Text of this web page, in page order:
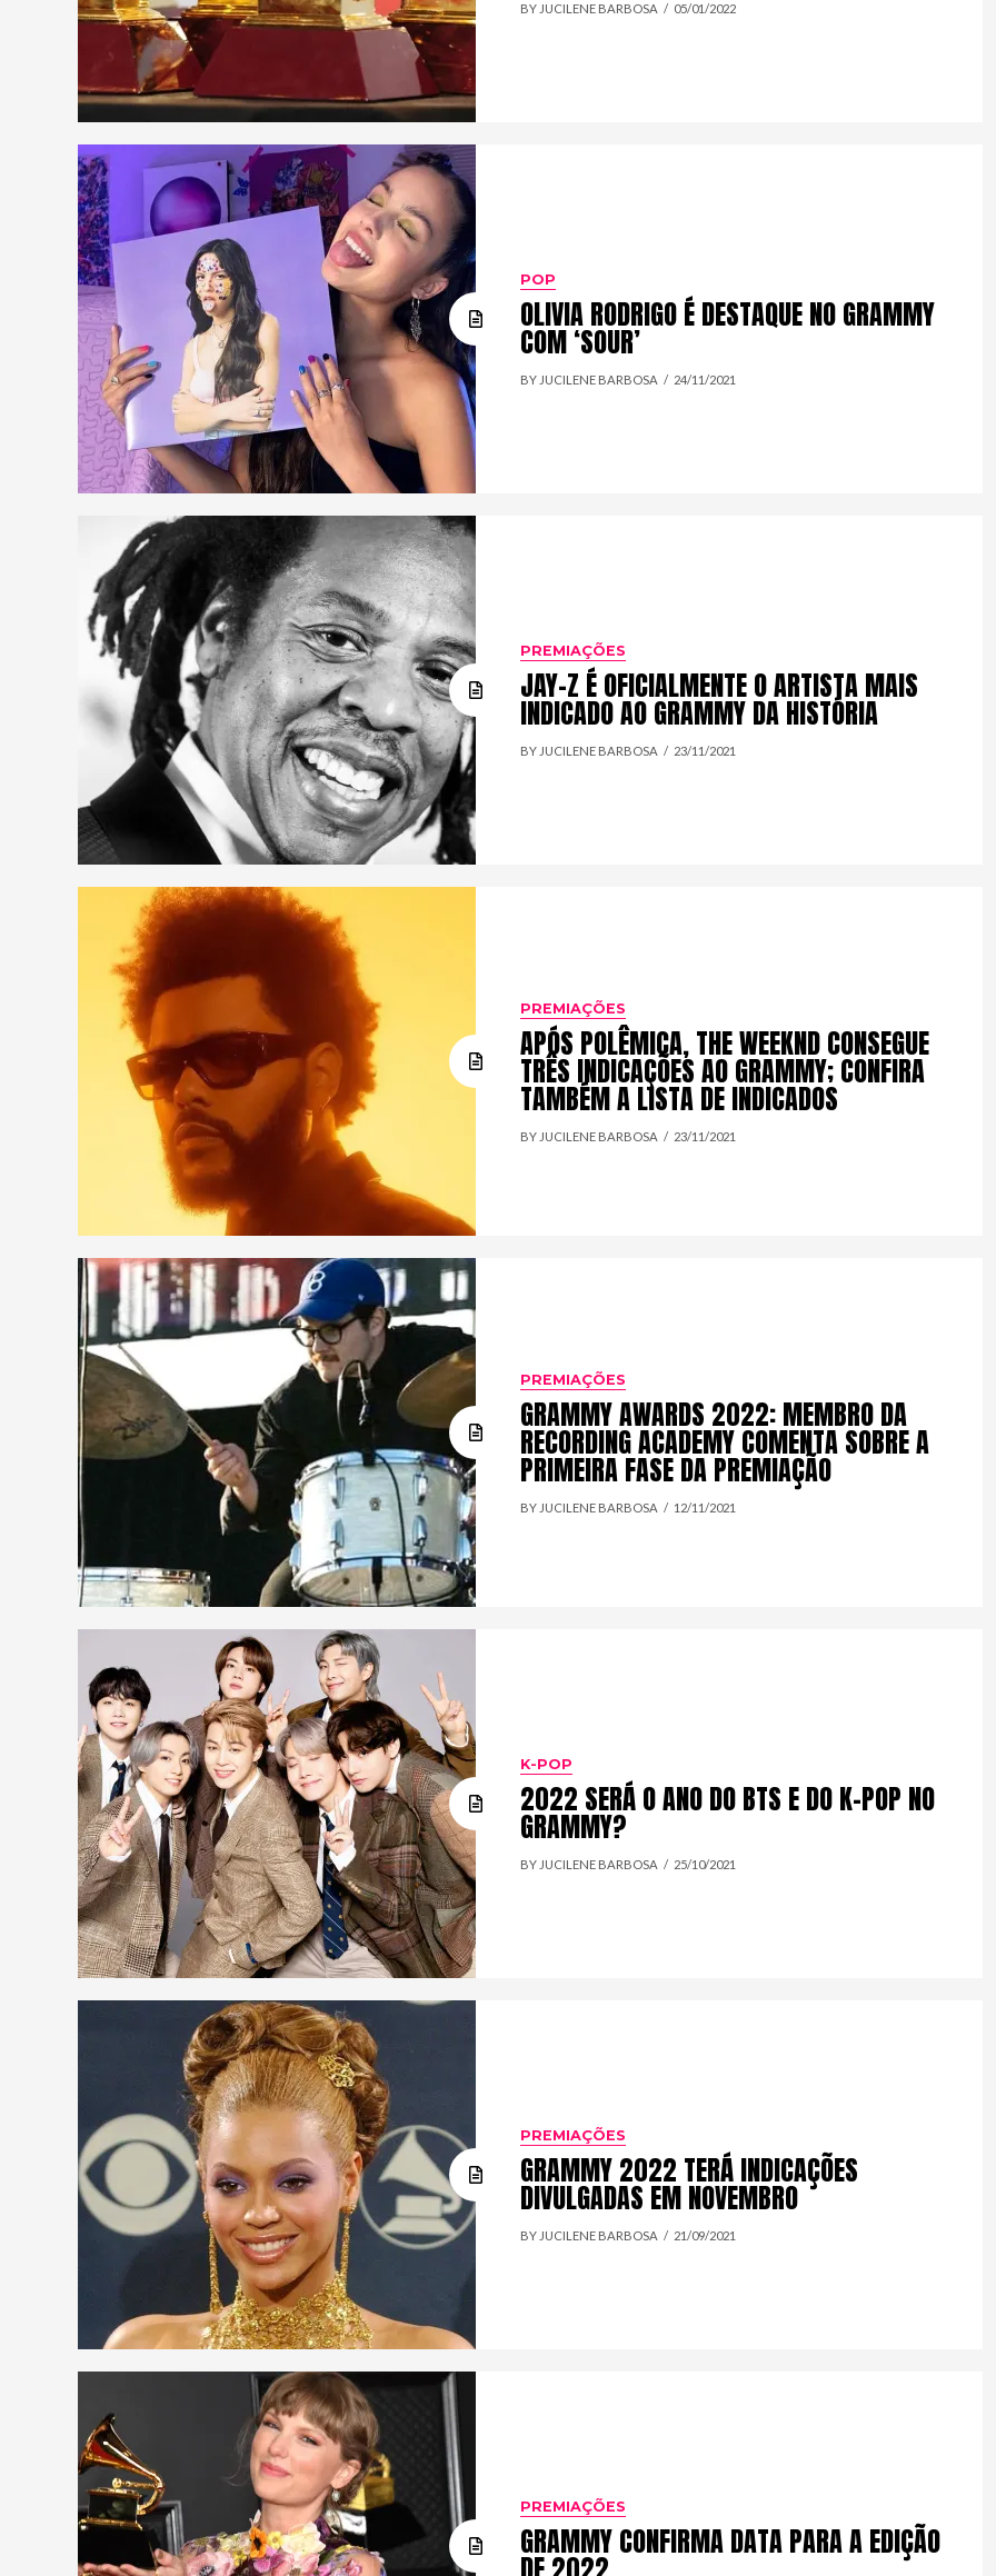
BY JUCILENE BARBOSA 05/01/2022
POP
OLIVIA RODRIGO É DESTAQUE NO GRAMMY
COM ‘SOUR’
BY JUCILENE BARBOSA 24/11/2021
PREMIAÇÕES
JAY-Z É OFICIALMENTE O ARTISTA MAIS
INDICADO AO GRAMMY DA HISTÓRIA
BY JUCILENE BARBOSA 23/11/2021
PREMIAÇÕES
APÓS POLÊMICA, THE WEEKND CONSEGUE
TRÊS INDICAÇÕES AO GRAMMY; CONFIRA
TAMBÉM A LISTA DE INDICADOS
BY JUCILENE BARBOSA 23/11/2021
PREMIAÇÕES
GRAMMY AWARDS 2022: MEMBRO DA
RECORDING ACADEMY COMENTA SOBRE A
PRIMEIRA FASE DA PREMIAÇÃO
BY JUCILENE BARBOSA 12/11/2021
K-POP
2022 SERÁ O ANO DO BTS E DO K-POP NO
GRAMMY?
BY JUCILENE BARBOSA 25/10/2021
PREMIAÇÕES
GRAMMY 2022 TERÁ INDICAÇÕES
DIVULGADAS EM NOVEMBRO
BY JUCILENE BARBOSA 21/09/2021
PREMIAÇÕES
GRAMMY CONFIRMA DATA PARA A EDIÇÃO